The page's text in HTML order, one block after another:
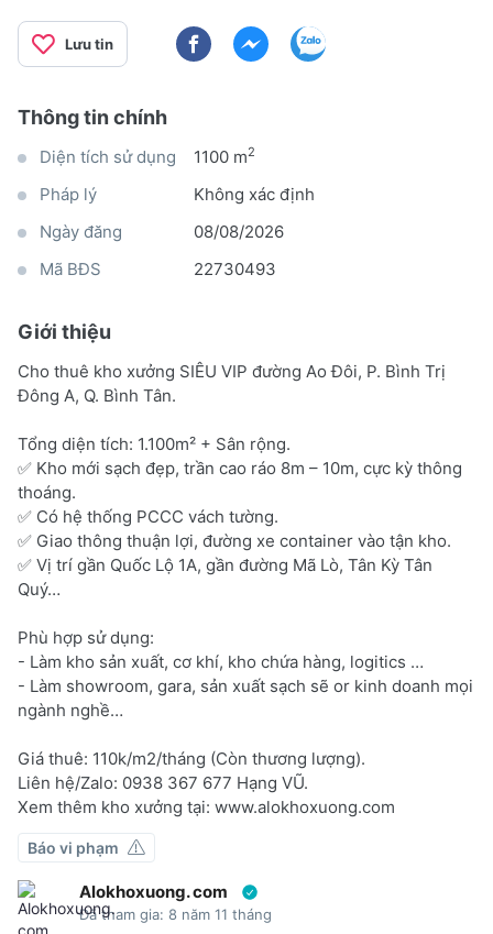
Lưu tin
Thông tin chính
Diện tích sử dụng 1100 m2
Pháp lý
Không xác định
Ngày đăng
08/08/2026
Mã BĐS
22730493
Giới thiệu
Cho thuê kho xưởng SIÊU VIP đường Ao Đôi, P. Bình Trị
Đông A, Q. Bình Tân.
Tổng diện tích: 1.100m² + Sân rộng.
✅ Kho mới sạch đẹp, trần cao ráo 8m – 10m, cực kỳ thông
thoáng.
✅ Có hệ thống PCCC vách tường.
✅ Giao thông thuận lợi, đường xe container vào tận kho.
✅ Vị trí gần Quốc Lộ 1A, gần đường Mã Lò, Tân Kỳ Tân
Quý…
Phù hợp sử dụng:
- Làm kho sản xuất, cơ khí, kho chứa hàng, logitics …
- Làm showroom, gara, sản xuất sạch sẽ or kinh doanh mọi
ngành nghề…
Giá thuê: 110k/m2/tháng (Còn thương lượng).
Liên hệ/Zalo: 0938 367 677 Hạng VŨ.
Xem thêm kho xưởng tại: www.alokhoxuong.com
Báo vi phạm
Alokhoxuong. com
Đã tham gia: 8 năm 11 tháng